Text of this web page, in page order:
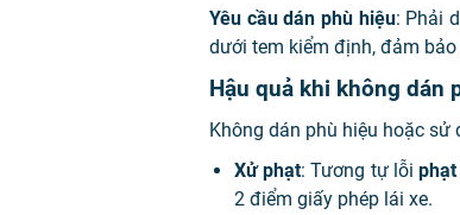
Yêu cầu dán phù hiệu: Phải
dưới tem kiểm định, đảm bảo
Hậu quả khi không dán
Không dán phù hiệu hoặc sử
Xử phạt: Tương tự lỗi
2 điểm giấy phép lái xe.